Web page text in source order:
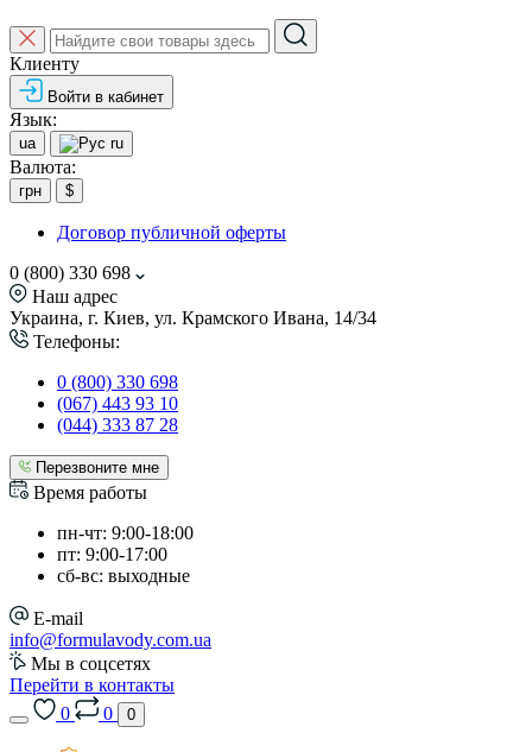
Клиенту
Войти в кабинет
Язык:
ua ru
Валюта:
грн $
Договор публичной оферты
0 (800) 330 698
Наш адрес
Украина, г. Киев, ул. Крамского Ивана, 14/34
Телефоны:
0 (800) 330 698
(067) 443 93 10
(044) 333 87 28
Перезвоните мне
Время работы
пн-чт: 9:00-18:00
пт: 9:00-17:00
сб-вс: выходные
E-mail
info@formulavody.com.ua
Мы в соцсетях
Перейти в контакты
0
0 0